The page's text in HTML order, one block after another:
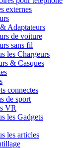
externes
Adaptateurs
de voiture
sans fil
les Chargeurs
& Casques
connectes
de sport
VR
les Gadgets
les articles